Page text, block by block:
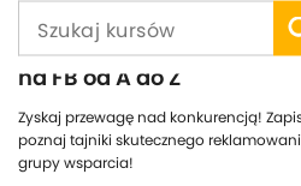
Facebook Ads Marketing
na FB od A do Z
Zyskaj przewagę nad konkurencją!
poznaj tajniki skutecznego
grupy wsparcia!